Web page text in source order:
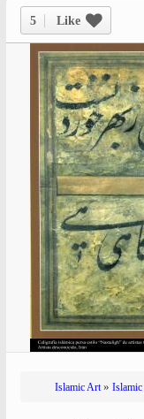
5 Like
Islamic Art»